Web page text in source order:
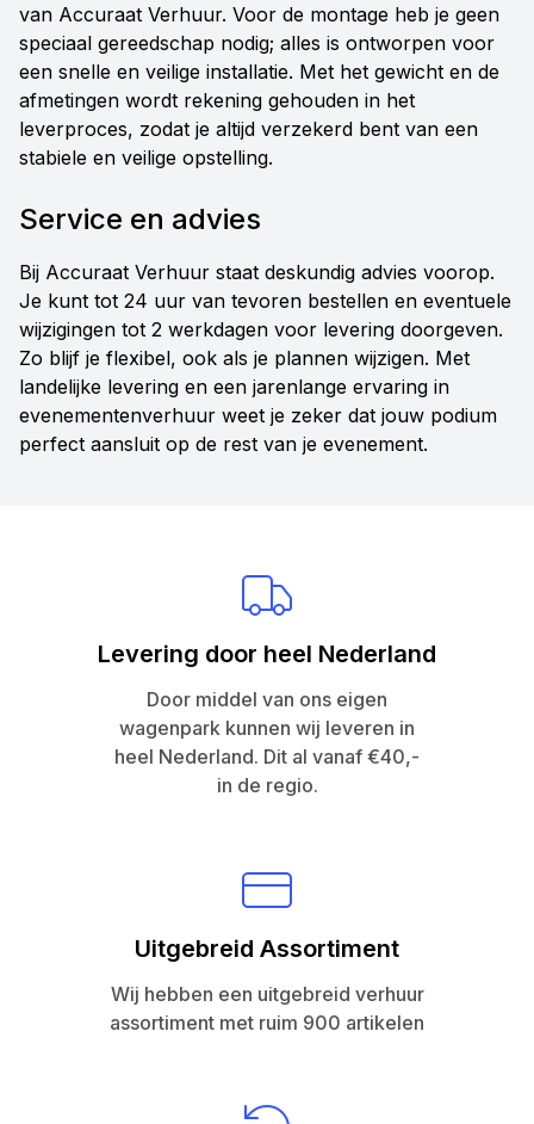
van Accuraat Verhuur. Voor de montage heb je geen
speciaal gereedschap nodig; alles is ontworpen voor
een snelle en veilige installatie. Met het gewicht en de
afmetingen wordt rekening gehouden in het
leverproces, zodat je altijd verzekerd bent van een
stabiele en veilige opstelling.
Service en advies
Bij Accuraat Verhuur staat deskundig advies voorop.
Je kunt tot 24 uur van tevoren bestellen en eventuele
wijzigingen tot 2 werkdagen voor levering doorgeven.
Zo blijf je flexibel, ook als je plannen wijzigen. Met
landelijke levering en een jarenlange ervaring in
evenementenverhuur weet je zeker dat jouw podium
perfect aansluit op de rest van je evenement.
Levering door heel Nederland
Door middel van ons eigen
wagenpark kunnen wij leveren in
heel Nederland. Dit al vanaf €40,-
in de regio.
Uitgebreid Assortiment
Wij hebben een uitgebreid verhuur
assortiment met ruim 900 artikelen